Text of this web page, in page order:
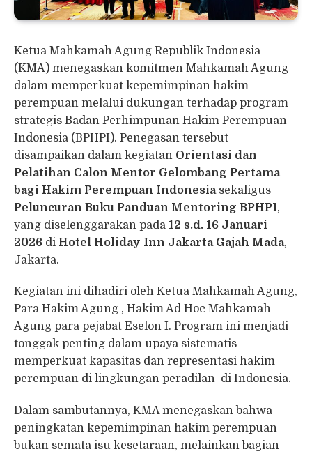
Ketua Mahkamah Agung Republik Indonesia
(KMA) menegaskan komitmen Mahkamah Agung
dalam memperkuat kepemimpinan hakim
perempuan melalui dukungan terhadap program
strategis Badan Perhimpunan Hakim Perempuan
Indonesia (BPHPI). Penegasan tersebut
disampaikan dalam kegiatan Orientasi dan
Pelatihan Calon Mentor Gelombang Pertama
bagi Hakim Perempuan Indonesia sekaligus
Peluncuran Buku Panduan Mentoring BPHPI,
yang diselenggarakan pada 12 s.d. 16 Januari
2026 di Hotel Holiday Inn Jakarta Gajah Mada,
Jakarta.
Kegiatan ini dihadiri oleh Ketua Mahkamah Agung,
Para Hakim Agung , Hakim Ad Hoc Mahkamah
Agung para pejabat Eselon I. Program ini menjadi
tonggak penting dalam upaya sistematis
memperkuat kapasitas dan representasi hakim
perempuan di lingkungan peradilan di Indonesia.
Dalam sambutannya, KMA menegaskan bahwa
peningkatan kepemimpinan hakim perempuan
bukan semata isu kesetaraan, melainkan bagian